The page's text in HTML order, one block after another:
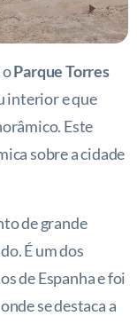
oParque Torres
interior e que
Este
sobre a cidade
de grande
É um dos
de Espanha e foi
se destaca a